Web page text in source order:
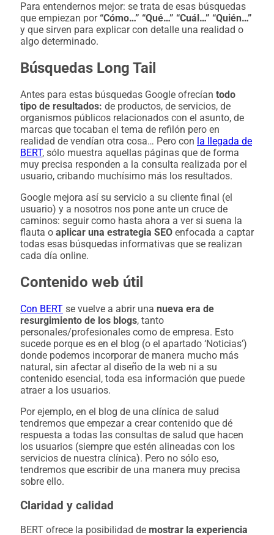
Para entendernos mejor: se trata de esas búsquedas
que empiezan por “Cómo…” “Qué…” “Cuál…” “Quién…”
y que sirven para explicar con detalle una realidad o
algo determinado.
Búsquedas Long Tail
Antes para estas búsquedas Google ofrecían todo
tipo de resultados: de productos, de servicios, de
organismos públicos relacionados con el asunto, de
marcas que tocaban el tema de refilón pero en
realidad de vendían otra cosa… Pero con la llegada de
BERT, sólo muestra aquellas páginas que de forma
muy precisa responden a la consulta realizada por el
usuario, cribando muchísimo más los resultados.
Google mejora así su servicio a su cliente final (el
usuario) y a nosotros nos pone ante un cruce de
caminos: seguir como hasta ahora a ver si suena la
flauta o aplicar una estrategia SEO enfocada a captar
todas esas búsquedas informativas que se realizan
cada día online.
Contenido web útil
Con BERT se vuelve a abrir una nueva era de
resurgimiento de los blogs, tanto
personales/profesionales como de empresa. Esto
sucede porque es en el blog (o el apartado ‘Noticias’)
donde podemos incorporar de manera mucho más
natural, sin afectar al diseño de la web ni a su
contenido esencial, toda esa información que puede
atraer a los usuarios.
Por ejemplo, en el blog de una clínica de salud
tendremos que empezar a crear contenido que dé
respuesta a todas las consultas de salud que hacen
los usuarios (siempre que estén alineadas con los
servicios de nuestra clínica). Pero no sólo eso,
tendremos que escribir de una manera muy precisa
sobre ello.
Claridad y calidad
BERT ofrece la posibilidad de mostrar la experiencia